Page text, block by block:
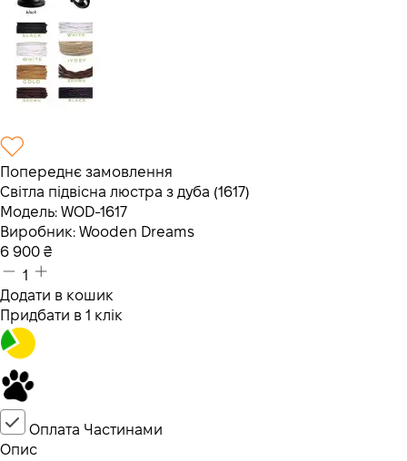
Попереднє замовлення
Світла підвісна люстра з дуба (1617)
Модель: WOD-1617
Виробник: Wooden Dreams
6 900 ₴
1
Додати в кошик
Придбати в 1 клік
Оплата Частинами
Опис